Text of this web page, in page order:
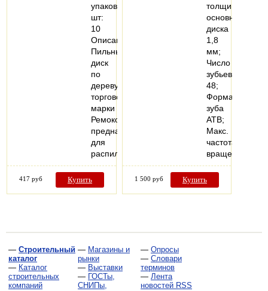
упаковке,
шт:
10
Описание:
Пильный
диск
по
дереву
торговой
марки
Ремоколор
предназначен
для
распиловки…
417 руб Купить
толщина
основного
диска
1,8
мм;
Число
зубьев
48;
Форма
зуба
ATB;
Макс.
частота
вращения…
1 500 руб Купить
— Строительный
каталог
— Каталог
строительных
компаний
— Магазины и
рынки
— Выставки
— ГОСТы,
СНИПы,
— Опросы
— Словари
терминов
— Лента
новостей RSS